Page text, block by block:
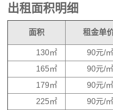
出租面积明细
面积 租金单
130㎡ 90元/
165㎡
90元/
179㎡
90元/
225㎡
90元/